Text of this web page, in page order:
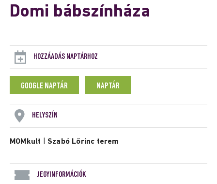
Domi bábszínháza
HOZZÁADÁS NAPTÁRHOZ
GOOGLE NAPTÁR NAPTÁR
HELYSZÍN
MOMkult |Szabó Lőrinc terem
JEGYINFORMÁCIÓK